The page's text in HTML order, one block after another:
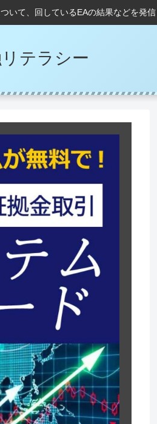
いて、回しているEAの結果などを発信
テラシー